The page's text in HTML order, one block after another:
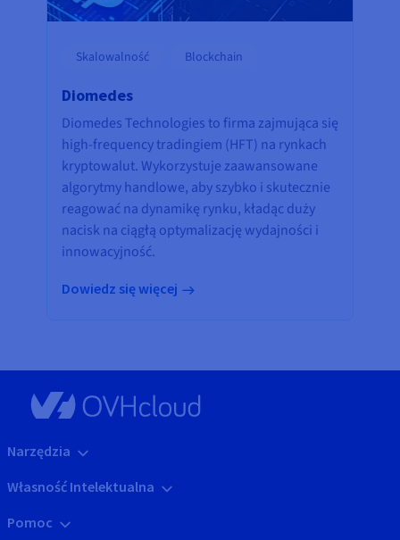
Skalowalność Blockchain
Diomedes
Diomedes Technologies to firma zajmująca się
high-frequency tradingiem (HFT) na rynkach
kryptowalut. Wykorzystuje zaawansowane
algorytmy handlowe, aby szybko i skutecznie
reagować na dynamikę rynku, kładąc duży
nacisk na ciągłą optymalizację wydajności i
innowacyjność.
Dowiedz się więcej
Narzędzia
Własność Intelektualna
Pomoc